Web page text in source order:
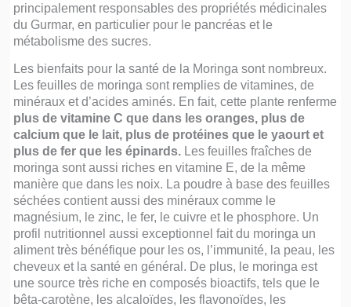
principalement responsables des propriétés médicinales
du Gurmar, en particulier pour le pancréas et le
métabolisme des sucres.
Les bienfaits pour la santé de la Moringa sont nombreux.
Les feuilles de moringa sont remplies de vitamines, de
minéraux et d’acides aminés. En fait, cette plante renferme
plus de vitamine C que dans les oranges, plus de
calcium que le lait, plus de protéines que le yaourt et
plus de fer que les épinards. Les feuilles fraîches de
moringa sont aussi riches en vitamine E, de la même
manière que dans les noix. La poudre à base des feuilles
séchées contient aussi des minéraux comme le
magnésium, le zinc, le fer, le cuivre et le phosphore. Un
profil nutritionnel aussi exceptionnel fait du moringa un
aliment très bénéfique pour les os, l’immunité, la peau, les
cheveux et la santé en général. De plus, le moringa est
une source très riche en composés bioactifs, tels que le
bêta-carotène, les alcaloïdes, les flavonoïdes, les